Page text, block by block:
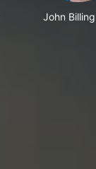
John